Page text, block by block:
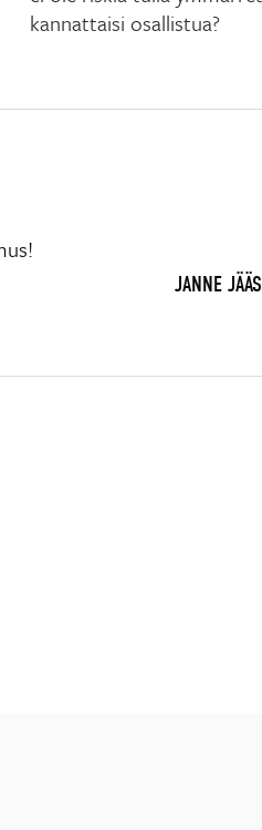
kannattaisi osallistua?
JANNE